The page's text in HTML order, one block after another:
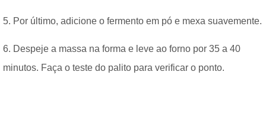
5. Por último, adicione o fermento em pó e mexa suavemente.
6. Despeje a massa na forma e leve ao forno por 35 a 40
minutos. Faça o teste do palito para verificar o ponto.